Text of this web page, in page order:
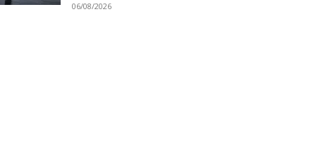
06/08/2026